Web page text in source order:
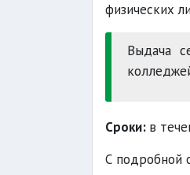
физических
Выдача
Сроки: в
С подробной